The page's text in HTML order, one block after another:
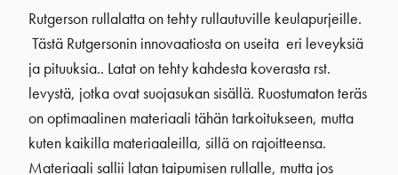
Rutgerson rullalatta on tehty rullautuville keulapurjeille.
Tästä Rutgersonin innovaatiosta on useita eri leveyksiä
ja pituuksia.. Latat on tehty kahdesta koverasta rst.
levystä, jotka ovat suojasukan sisällä. Ruostumaton teräs
on optimaalinen materiaali tähän tarkoitukseen, mutta
kuten kaikilla materiaaleilla, sillä on rajoitteensa.
Materiaali sallii latan taipumisen rullalle, mutta jos